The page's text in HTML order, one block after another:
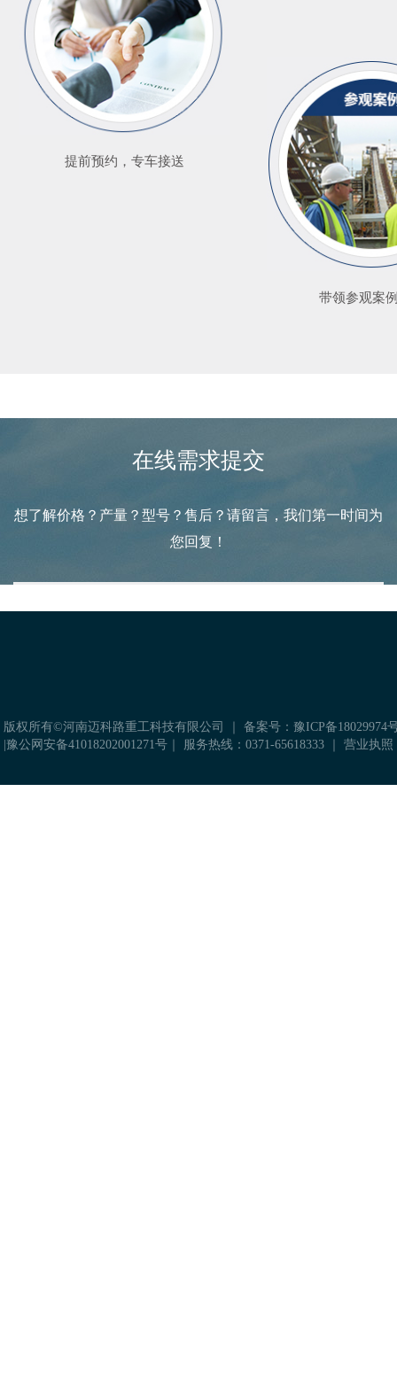
提前预约，专车接送
带领参观案
在线需求提交
想了解价格？产量？型号？售后？请留言，我们第一时间为
您回复！
版权所有©河南迈科路重工科技有限公司 ｜ 备案号：豫ICP备18029974
|豫公网安备41018202001271号 ｜ 服务热线：0371-65618333 ｜ 营业执照